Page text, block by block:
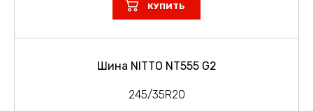
КУПИТЬ
Шина NITTO NT555 G2
245/35R20